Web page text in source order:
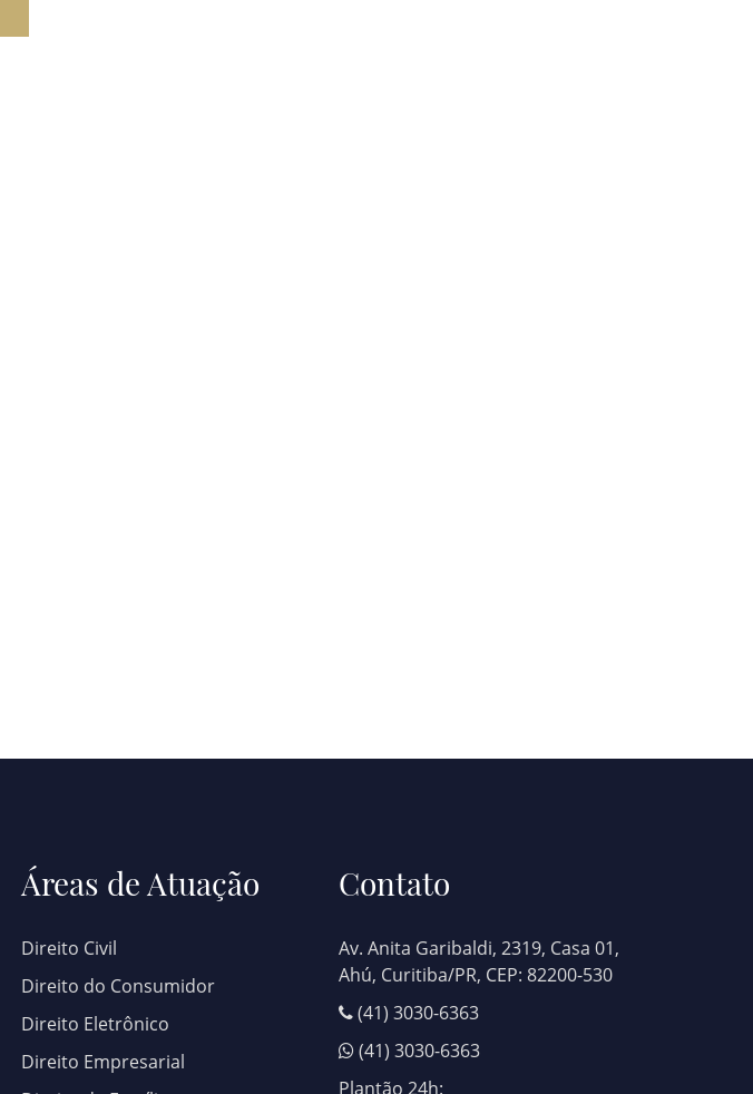
Áreas de Atuação
Direito Civil
Direito do Consumidor
Direito Eletrônico
Direito Empresarial
Contato
Av. Anita Garibaldi, 2319, Casa 01,
Ahú, Curitiba/PR, CEP: 82200-530
(41) 3030-6363
(41) 3030-6363
Plantão 24h: